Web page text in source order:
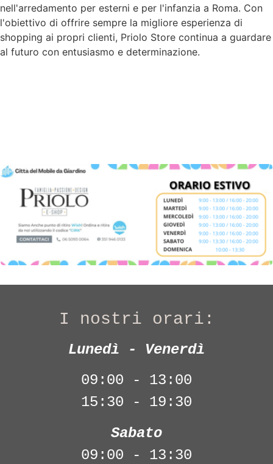
nell'arredamento per esterni e per l'infanzia a Roma. Con
l'obiettivo di offrire sempre la migliore esperienza di
shopping ai propri clienti, Priolo Store continua a guardare
al futuro con entusiasmo e determinazione.
I nostri orari:
Lunedì - Venerdì
09:00 - 13:00
15:30 - 19:30
Sabato
09:00 - 13:30